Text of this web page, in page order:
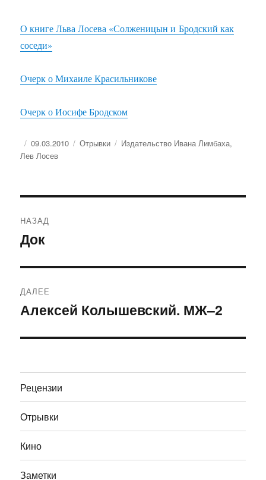
О книге Льва Лосева «Солженицын и Бродский как
соседи»
Очерк о Михаиле Красильникове
Очерк о Иосифе Бродском
Опубликовано
09.03.2010 Рубрики
Отрывки Метки
Издательство Ивана Лимбаха,
Лев Лосев
по
НАЗАД
Предыдущая
Док
ДАЛЕЕ
Следующая
Алексей Колышевский. МЖ–2
Рецензии
Отрывки
Кино
Заметки